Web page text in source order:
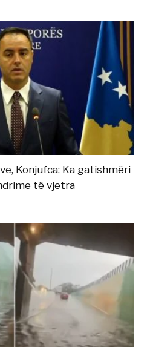
Konjufca: Ka gatishmëri
të vjetra